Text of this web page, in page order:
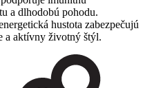
a dlhodobú pohodu.
hustota zabezpečujú
a aktívny životný štýl.